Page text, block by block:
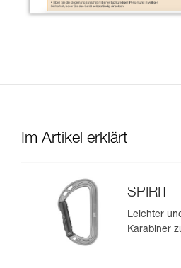
Im Artikel erklärt
SPIRIT
Leichter
Karabiner